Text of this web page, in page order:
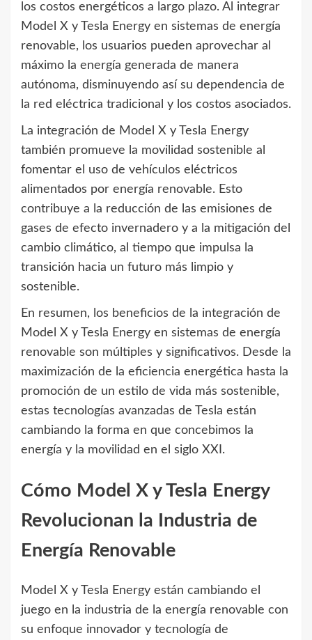
los costos energéticos a largo plazo. Al integrar
Model X y Tesla Energy en sistemas de energía
renovable, los usuarios pueden aprovechar al
máximo la energía generada de manera
autónoma, disminuyendo así su dependencia de
la red eléctrica tradicional y los costos asociados.
La integración de Model X y Tesla Energy
también promueve la movilidad sostenible al
fomentar el uso de vehículos eléctricos
alimentados por energía renovable. Esto
contribuye a la reducción de las emisiones de
gases de efecto invernadero y a la mitigación del
cambio climático, al tiempo que impulsa la
transición hacia un futuro más limpio y
sostenible.
En resumen, los beneficios de la integración de
Model X y Tesla Energy en sistemas de energía
renovable son múltiples y significativos. Desde la
maximización de la eficiencia energética hasta la
promoción de un estilo de vida más sostenible,
estas tecnologías avanzadas de Tesla están
cambiando la forma en que concebimos la
energía y la movilidad en el siglo XXI.
Cómo Model X y Tesla Energy
Revolucionan la Industria de
Energía Renovable
Model X y Tesla Energy están cambiando el
juego en la industria de la energía renovable con
su enfoque innovador y tecnología de